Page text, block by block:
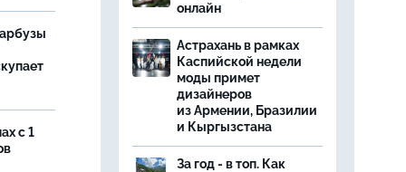
с 1
онлайн
Астрахань в рамках
Каспийской недели
моды примет
дизайнеров
из Армении, Бразилии
и Кыргызстана
За год - в топ. Как